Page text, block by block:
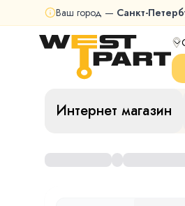
Ваш город — Санкт-
Интернет магазин